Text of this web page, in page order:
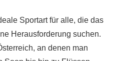
Sportart für alle, die das
Herausforderung suchen.
an denen man